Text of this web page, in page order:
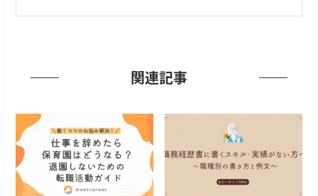
関連記事